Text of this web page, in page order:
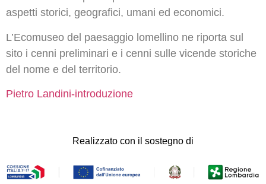
aspetti storici, geografici, umani ed economici.
L’Ecomuseo del paesaggio lomellino ne riporta sul
sito i cenni preliminari e i cenni sulle vicende storiche
del nome e del territorio.
Pietro Landini-introduzione
Realizzato con il sostegno di